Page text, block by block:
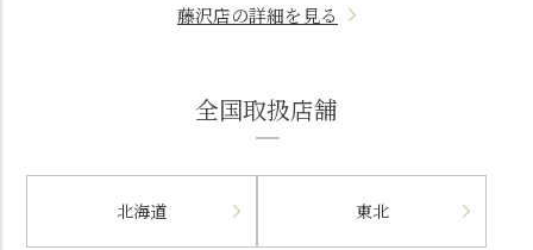
藤沢店の詳細を見る
全国取扱店舗
北海道 東北